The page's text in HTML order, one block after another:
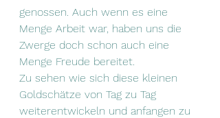
genossen. Auch wenn es eine
Menge Arbeit war, haben uns die
Zwerge doch schon auch eine
Menge Freude bereitet.
Zu sehen wie sich diese kleinen
Goldschätze von Tag zu Tag
weiterentwickeln und anfangen zu